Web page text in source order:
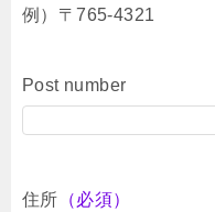
例）〒765-4321
Post number
住所 （必須）